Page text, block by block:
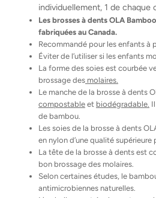
individuellement, 1 de chaque
Les brosses à dents OLA
fabriquées au Canada.
Recommandé pour les enfants à
Éviter de l’utiliser si les enfants
La forme des soies est courbée
brossage des molaires.
Le manche de la brosse à dents
compostable et biodégradable.
de bambou.
Les soies de la brosse à dents
en nylon d’une qualité supérieure
La tête de la brosse à dents est
bon brossage des molaires.
Selon certaines études, le
antimicrobiennes naturelles.